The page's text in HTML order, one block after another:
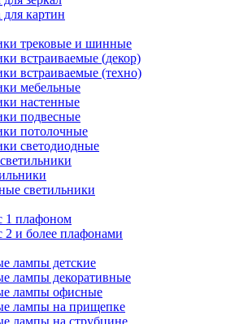
картин
трековые и шинные
встраиваемые (декор)
встраиваемые (техно)
мебельные
настенные
подвесные
потолочные
светодиодные
светильники
1 плафоном
и более плафонами
лампы детские
лампы декоративные
лампы офисные
лампы на прищепке
лампы на струбцине